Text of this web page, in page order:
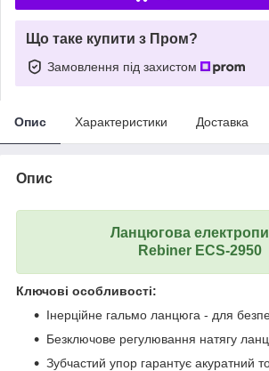
Що таке купити з Пром?
Замовлення під захистом
Опис Характеристики Доставка
Опис
Ланцюгова
Rebiner ECS-2950
Ключові особливості:
Інерційне гальмо ланцюга - для
Безключове регулювання натягу
Зубчастий упор гарантує акуратний